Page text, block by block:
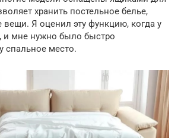
хранить постельное белье,
вещи. Я оценил эту функцию, когда у
и мне нужно было быстро
спальное место.